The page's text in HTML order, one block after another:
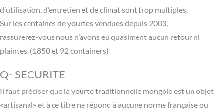
d’utilisation, d’entretien et de climat sont trop multiples.
Sur les centaines de yourtes vendues depuis 2003,
rassurerez-vous nous n’avons eu quasiment aucun retour ni
plaintes. (1850 et 92 containers)
Q- SECURITE
Il faut préciser que la yourte traditionnelle mongole est un objet
«artisanal» et à ce titre ne répond à aucune norme française ou